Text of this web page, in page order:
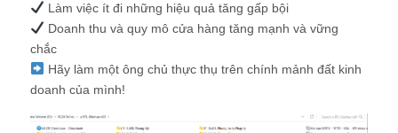
Làm việc ít đi những hiệu quả tăng gấp bội
Doanh thu và quy mô cửa hàng tăng mạnh và vững
chắc
Hãy làm một ông chủ thực thụ trên chính mảnh đất kinh
doanh của mình!